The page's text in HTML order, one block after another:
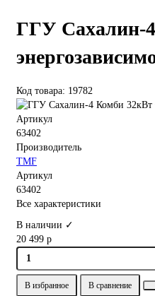
ГГУ Сахалин-
Код товара: 19782
Артикул
63402
Производитель
TMF
Артикул
63402
Все характеристики
В наличии ✓
20 499 р
В избранное В сравнение